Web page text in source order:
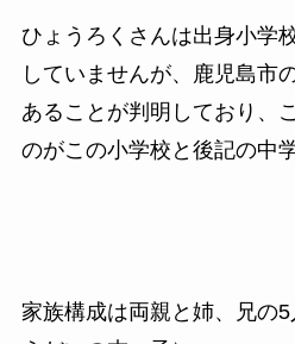
ひょうろくさんは出身小学
していませんが、鹿児島市
あることが判明しており、
のがこの小学校と後記の中
家族構成は両親と姉、兄の